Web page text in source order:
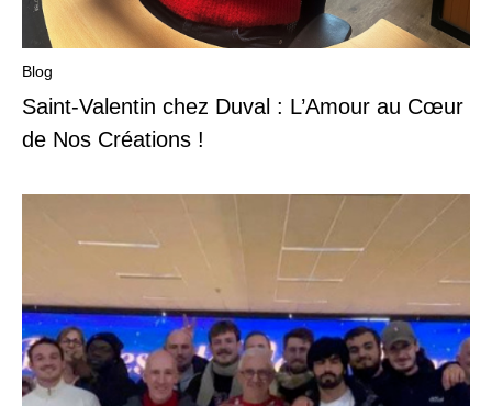
Blog
Saint-Valentin chez Duval : L’Amour au Cœur
de Nos Créations !